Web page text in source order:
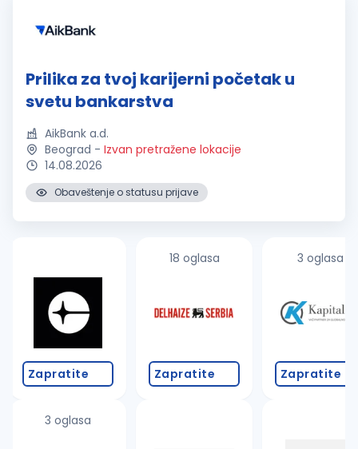
Prilika za tvoj karijerni početak u
svetu bankarstva
AikBank a.d.
Beograd - Izvan pretražene lokacije
14.08.2026
Obaveštenje o statusu prijave
Zapratite
3 oglasa
18 oglasa
Zapratite
3 oglasa
Zapratite